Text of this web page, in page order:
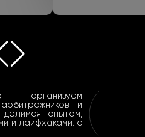
организуем
и
опытом,
и лайфхаками. с